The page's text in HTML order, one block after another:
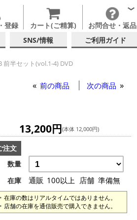
登録 カート(ご精算) お問合せ・返品
SNS/情報 ご利用ガイド
前半セット(vol.1-4) DVD
前の商品 次の商品
13,200円(本体 12,000円)
注文
数量
在庫
通販 100以上 店舗 準備無
在庫の数はリアルタイムではありません。
店舗の在庫を通信販売で購入できません。